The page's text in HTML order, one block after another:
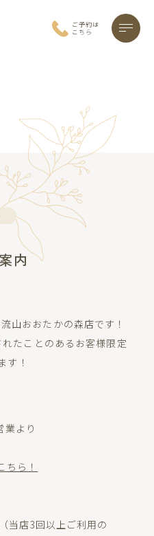
ご予約は
こちら
内
山おおたかの森店です！
たことのあるお客様限定
す！
業より
ら！
当店3回以上ご利用の